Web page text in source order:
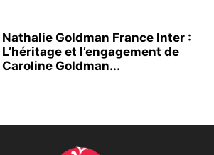
Nathalie Goldman France Inter :
L’héritage et l’engagement de
Caroline Goldman...